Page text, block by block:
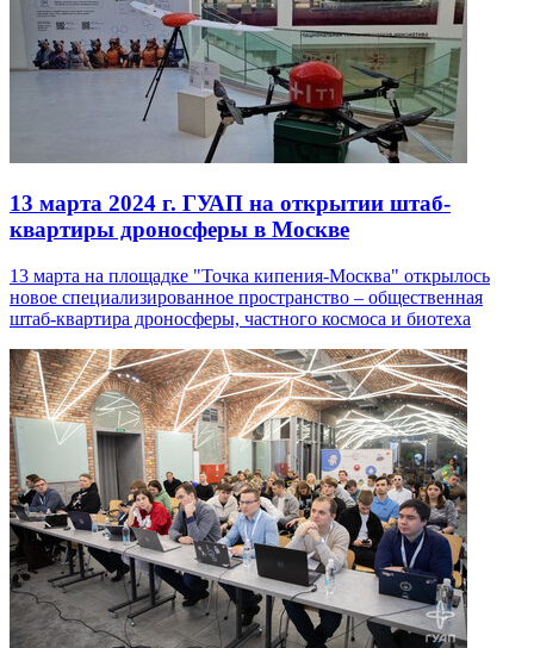
13 марта 2024 г. ГУАП на открытии штаб-
квартиры дроносферы в Москве
13 марта на площадке "Точка кипения-Москва" открылось
новое специализированное пространство – общественная
штаб-квартира дроносферы, частного космоса и биотеха